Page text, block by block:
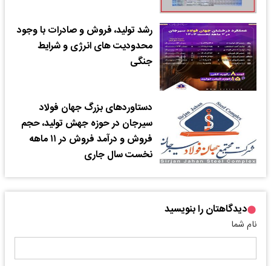
رشد تولید، فروش و صادرات با وجود
محدودیت های انرژی و شرایط
جنگی
دستاوردهای بزرگ جهان فولاد
سیرجان در حوزه جهش تولید، حجم
فروش و درآمد فروش در ۱۱ ماهه
نخست سال جاری
دیدگاهتان را بنویسید
نام شما